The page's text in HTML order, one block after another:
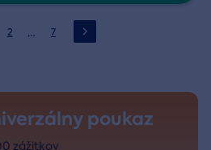
2 … 7
poukaz
zážitkov